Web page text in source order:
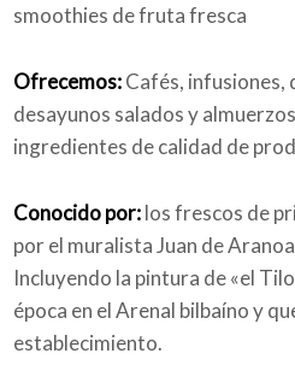
Blog
Añade tu negocio
smoothies de fruta fresca
Ofrecemos:Cafés, infusiones,
desayunos salados y
ingredientes de calidad de
Conocido por:los frescos de
por el muralista Juan de
Incluyendo la pintura de «el
época en el Arenal bilbaíno y
establecimiento.